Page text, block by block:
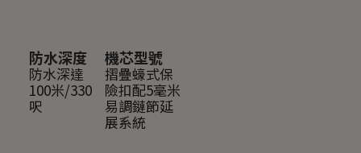
機芯型號
摺疊蠔式保
險扣配5毫米
易調鏈節延
展系統
防水深度
防水深達
100米/330
呎